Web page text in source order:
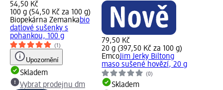
54,50 Kč
100 g (54,50 Kč za 100 g)
Biopekárna Zemankabio
datlové sušenky s
pohankou, 100 g
(1)
Upozornění
Skladem
Vybrat prodejnu dm
79,50 Kč
20 g (397,50 Kč za 100 g)
EmcoJim Jerky Biltong
maso sušené hovězí, 20 g
(0)
Skladem